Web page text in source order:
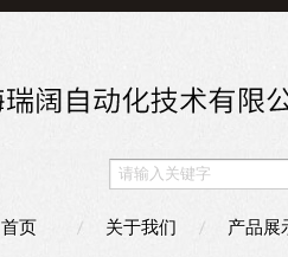
首页 关于我们 产品展